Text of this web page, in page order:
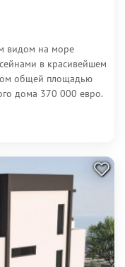
видом на море
в красивейшем
общей площадью
дома 370 000 евро.